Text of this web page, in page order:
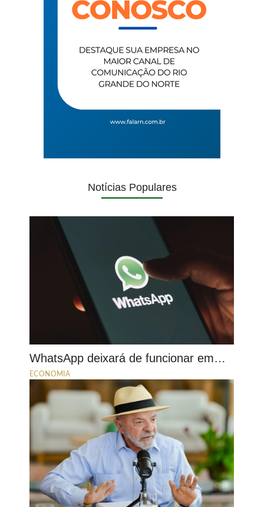
Notícias Populares
WhatsApp deixará de funcionar em…
ECONOMIA